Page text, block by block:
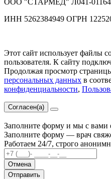
ИНН 5262384949 ОГРН
Этот сайт использует файлы
пользователя. К сайту
Продолжая просмотр
персональных данных в
конфиденциальности,
Согласен(а)
Заполните форму и мы с вами
Заполните форму — врач
Работаем 24/7, строго
Отмена
Отправить